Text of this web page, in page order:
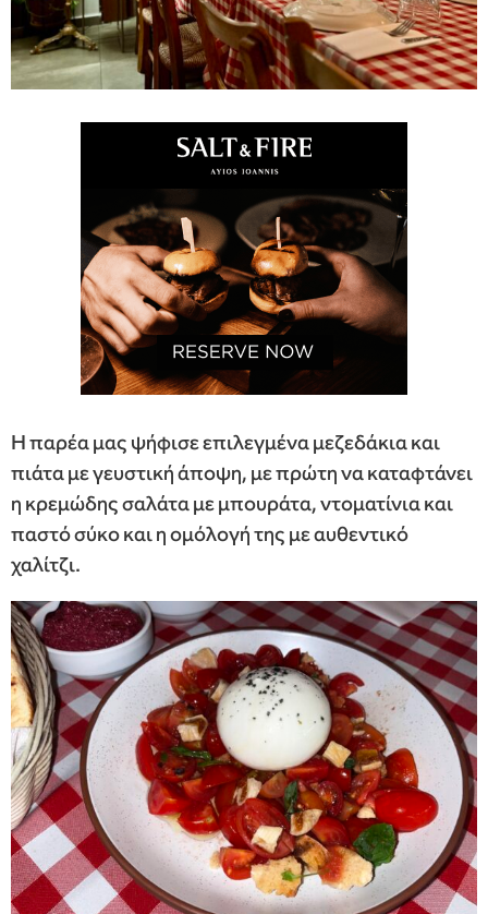
Η παρέα μας ψήφισε επιλεγμένα μεζεδάκια και
πιάτα με γευστική άποψη, με πρώτη να καταφτάνει
η κρεμώδης σαλάτα με μπουράτα, ντοματίνια και
παστό σύκο και η ομόλογή της με αυθεντικό
χαλίτζι.